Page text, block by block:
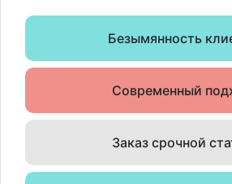
Безымянность
Современный
Заказ срочной